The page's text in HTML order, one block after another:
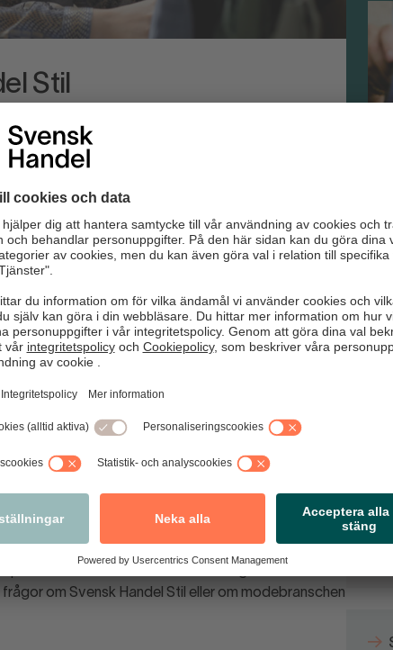
Stil
via kontakter med regeringskansli,
Vi arbetar också via Svensk Handel med
på EU-nivå.
avdelningar för tvätt, textil och skor och
i internationell standardisering på områdena textil,
gemensamma storlekssystem, kvalitetstester och
möjlighet att fortsätta eller utveckla sin
från 11 medlemsföretag och
om Svensk Handel Stil eller om modebranschen